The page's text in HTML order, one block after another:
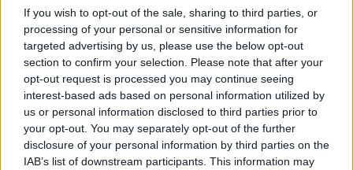
If you wish to opt-out of the sale, sharing to third parties, or
processing of your personal or sensitive information for
targeted advertising by us, please use the below opt-out
section to confirm your selection. Please note that after your
opt-out request is processed you may continue seeing
interest-based ads based on personal information utilized by
us or personal information disclosed to third parties prior to
your opt-out. You may separately opt-out of the further
disclosure of your personal information by third parties on the
IAB’s list of downstream participants. This information may
11:40
Πανηγύρια: Γλέντι, χορός αλλά και προσοχή στις
τροφικές δηλητηριάσεις
11:35
Ρωσικά πλήγματα σε δύο διυλιστήρια
11:23
Έρευνα για παρολίγον σύγκρουση δύο αεροσκαφών στο
Σίδνεϋ